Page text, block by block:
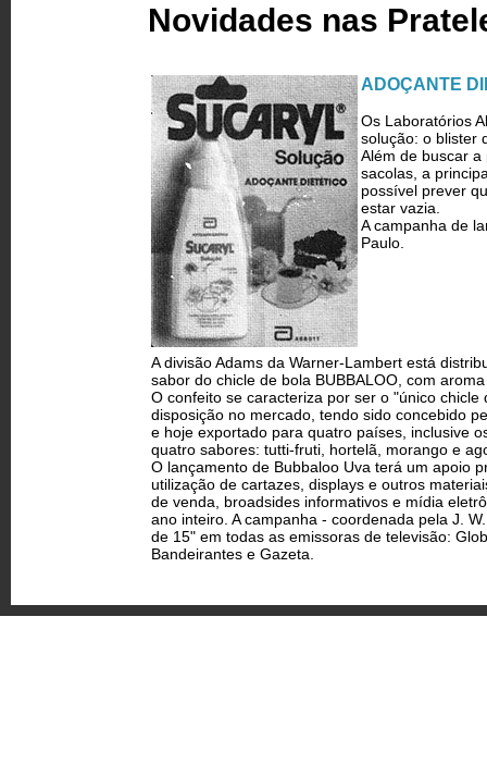
Novidades nas
ADOÇANTE
Os Laboratórios
solução: o blister
Além de buscar
sacolas, a
possível prever
estar vazia.
A campanha de
Paulo.
A divisão Adams da Warner-Lambert está
sabor do chicle de bola BUBBALOO, com
O confeito se caracteriza por ser o "único
disposição no mercado, tendo sido concebido
e hoje exportado para quatro países, inclusive
quatro sabores: tutti-fruti, hortelã, morango e
O lançamento de Bubbaloo Uva terá um apoio
utilização de cartazes, displays e outros
de venda, broadsides informativos e mídia
ano inteiro. A campanha - coordenada pela J.
de 15" em todas as emissoras de televisão:
Bandeirantes e Gazeta.